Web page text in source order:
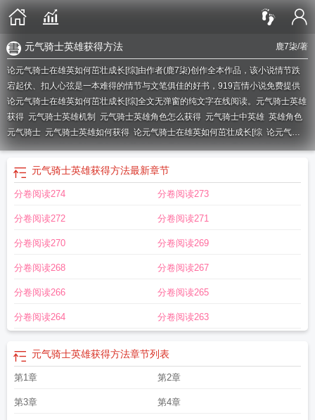
鹿7柒/著
元气骑士英雄获得方法
论元气骑士在雄英如何茁壮成长[综]由作者(鹿7柒)创作全本作品，该小说情节跌
宕起伏、扣人心弦是一本难得的情节与文笔俱佳的好书，919言情小说免费提供
论元气骑士在雄英如何茁壮成长[综]全文无弹窗的纯文字在线阅读。 元气骑士英雄
获得 元气骑士英雄机制 元气骑士英雄角色怎么获得 元气骑士中英雄 英雄角色
元气骑士 元气骑士英雄如何获得 论元气骑士在雄英如何茁壮成长[综 论元气骑
士在雄英如何茁壮成长元气骑士获得英雄元气骑士的英雄元气骑士英雄怎么
元气骑士英雄怎么获得 元气骑士新英雄怎么用
骑士怎么得英雄
英雄简介元气骑士英雄获得方法 元气骑士英雄攻略元气骑士英雄获取
英雄角色技能介绍
元气骑士英雄获得全部 元气骑士全英雄获得方法
骑士元气骑士新版英雄 元气骑士英雄在哪元气骑士英雄玩法
元气骑士英雄获得方法最新章节
分卷阅读274 分卷阅读273
分卷阅读272 分卷阅读271
分卷阅读270 分卷阅读269
分卷阅读268 分卷阅读267
分卷阅读266 分卷阅读265
分卷阅读264 分卷阅读263
元气骑士英雄获得方法章节列表
第1章 第2章
第3章 第4章